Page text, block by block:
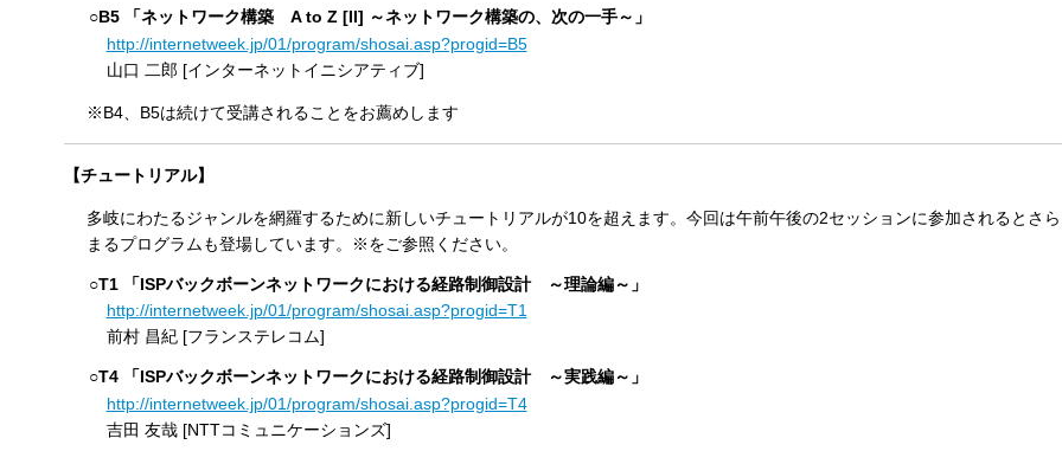
○B5 「ネットワーク構築 A to Z [II] ～ネットワーク構築の、次の一手～」
http://internetweek.jp/01/program/shosai.asp?progid=B5
山口 二郎 [インターネットイニシアティブ]
※B4、B5は続けて受講されることをお薦めします
【チュートリアル】
多岐にわたるジャンルを網羅するために新しいチュートリアルが10を超えます。今回は午前午後の2セッションに参加されるとさ
まるプログラムも登場しています。※をご参照ください。
○T1 「ISPバックボーンネットワークにおける経路制御設計 ～理論編～」
http://internetweek.jp/01/program/shosai.asp?progid=T1
前村 昌紀 [フランステレコム]
○T4 「ISPバックボーンネットワークにおける経路制御設計 ～実践編～」
http://internetweek.jp/01/program/shosai.asp?progid=T4
吉田 友哉 [NTTコミュニケーションズ]